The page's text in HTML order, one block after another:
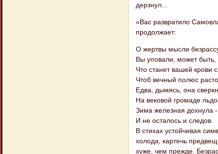
дерзнул...
«Вас развратило
продолжает:
О жертвы мысли
Вы уповали, может быть,
Что станет вашей крови
Чтоб вечный полюс
Едва, дымясь, она
На вековой громаде
Зима железная дохнула -
И не осталось и следов.
В стихах устойчивая
холода, картечь
хуже, чем прежде.